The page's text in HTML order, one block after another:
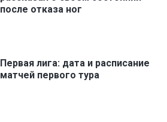
после отказа ног
Первая лига: дата и расписание
матчей первого тура